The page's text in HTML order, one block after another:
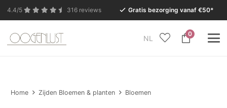
4.4/5 316 reviews Gratis bezorging vanaf €50*
NL
0
In verband met de zomervakantie is onze Conceptstore
Home Zijden Bloemen & planten Bloemen